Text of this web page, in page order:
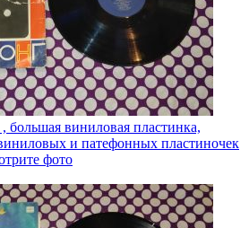
виниловая пластинка,
и патефонных пластиночек
фото